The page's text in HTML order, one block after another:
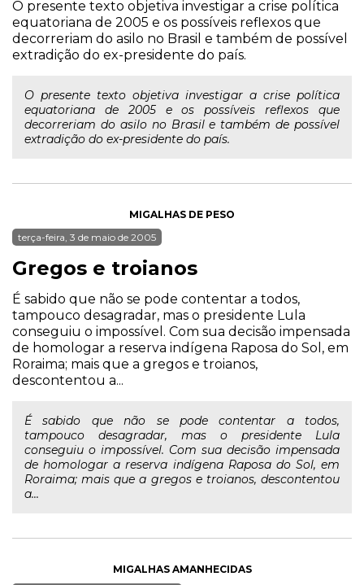
O presente texto objetiva investigar a crise política
equatoriana de 2005 e os possíveis reflexos que
decorreriam do asilo no Brasil e também de possível
extradição do ex-presidente do país.
O presente texto objetiva investigar a crise política
equatoriana de 2005 e os possíveis reflexos que
decorreriam do asilo no Brasil e também de possível
extradição do ex-presidente do país.
MIGALHAS DE PESO
terça-feira, 3 de maio de 2005
Gregos e troianos
É sabido que não se pode contentar a todos,
tampouco desagradar, mas o presidente Lula
conseguiu o impossível. Com sua decisão impensada
de homologar a reserva indígena Raposa do Sol, em
Roraima; mais que a gregos e troianos,
descontentou a...
É sabido que não se pode contentar a todos,
tampouco desagradar, mas o presidente Lula
conseguiu o impossível. Com sua decisão impensada
de homologar a reserva indígena Raposa do Sol, em
Roraima; mais que a gregos e troianos, descontentou
a...
MIGALHAS AMANHECIDAS